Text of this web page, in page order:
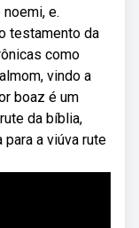
e.
testamento da
como
vindo a
boaz é um
da bíblia,
a viúva rute